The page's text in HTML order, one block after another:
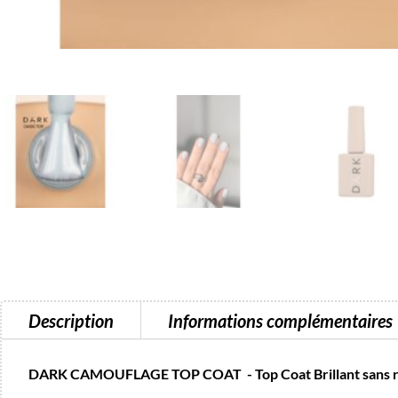
Description Informations complémentaires
DARK CAMOUFLAGE TOP COAT - Top Coat Brillant sans